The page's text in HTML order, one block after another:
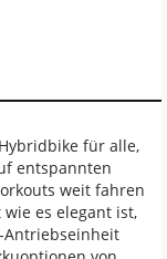
für alle,
entspannten
weit fahren
es elegant ist,
Antriebseinheit